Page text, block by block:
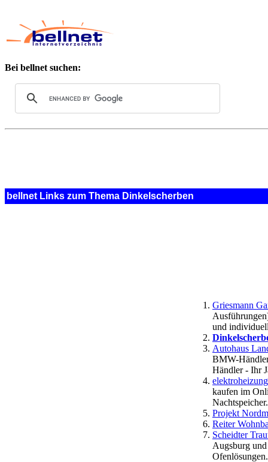
Bei bellnet suchen:
bellnet Links zum Thema Dinkelscherben
Griesmann
und
Autohaus
BMW-
Händler - Ihr
kaufen im
Projekt
Reiter
Scheidter
Augsburg
Ofenlösungen.